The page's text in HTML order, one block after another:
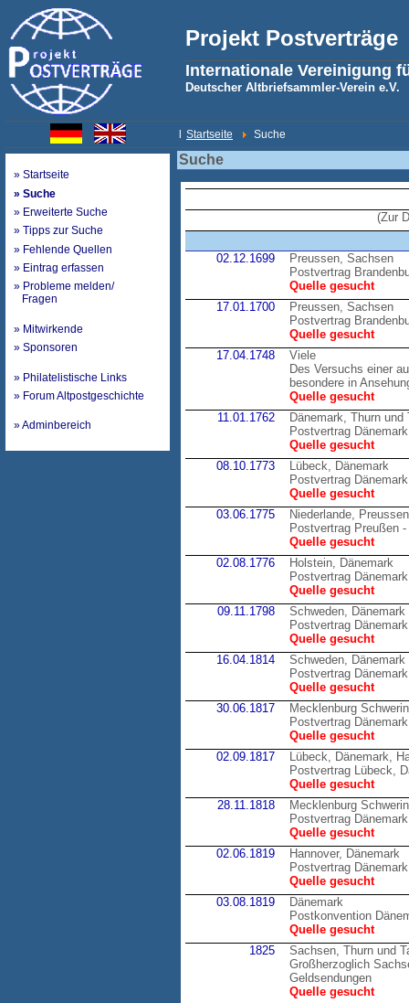
Projekt Postverträge
Internationale Vereinigung
Deutscher Altbriefsammler-Verein e.V.
Startseite Suche
» Startseite
» Suche
» Erweiterte Suche
» Tipps zur Suche
» Fehlende Quellen
» Eintrag erfassen
» Probleme melden/
Fragen
» Mitwirkende
» Sponsoren
» Philatelistische Links
» Forum Altpostgeschichte
» Adminbereich
Suche
(Zur
02.12.1699
Preussen, Sachsen
Postvertrag
Quelle gesucht
17.01.1700
Preussen, Sachsen
Postvertrag
Quelle gesucht
17.04.1748
Viele
Des Versuchs einer
besondere in
Quelle gesucht
11.01.1762
Dänemark, Thurn und
Postvertrag
Quelle gesucht
08.10.1773
Lübeck, Dänemark
Postvertrag
Quelle gesucht
03.06.1775
Niederlande, Preussen
Postvertrag Preußen
Quelle gesucht
02.08.1776
Holstein, Dänemark
Postvertrag
Quelle gesucht
09.11.1798
Schweden, Dänemark
Postvertrag
Quelle gesucht
16.04.1814
Schweden, Dänemark
Postvertrag
Quelle gesucht
30.06.1817
Mecklenburg
Postvertrag
Quelle gesucht
02.09.1817
Lübeck, Dänemark,
Postvertrag Lübeck,
Quelle gesucht
28.11.1818
Mecklenburg
Postvertrag
Quelle gesucht
02.06.1819
Hannover, Dänemark
Postvertrag
Quelle gesucht
03.08.1819
Dänemark
Postkonvention
Quelle gesucht
1825
Sachsen, Thurn und
Großherzoglich
Geldsendungen
Quelle gesucht